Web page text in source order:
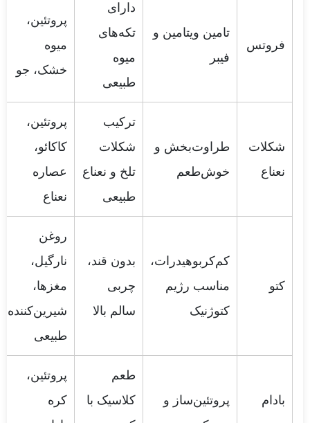
فروتس
تامین ویتامین و
فیبر
دارای
تکه‌های
میوه
طبیعی
پروتئین،
میوه
خشک، جو
شکلات
نعناع
طراوت‌بخش و
خوش‌طعم
ترکیب
شکلات
تلخ و نعناع
طبیعی
پروتئین،
کاکائو،
عصاره
نعناع
کتو
کم‌کربوهیدرات،
مناسب رژیم
کتوژنیک
بدون قند،
چربی
سالم بالا
روغن
نارگیل،
مغزها،
شیرین‌کننده
طبیعی
بادام
پروتئین‌ساز و
طعم
کلاسیک با
پروتئین،
کره